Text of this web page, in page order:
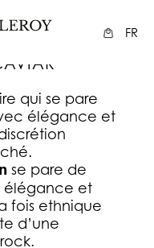
FR
qui se pare
élégance et
se pare de
élégance et
fois ethnique
d’une